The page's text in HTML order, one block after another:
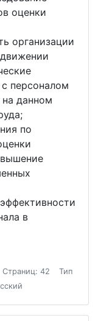
оценки
организации
персоналом
данном
по
в
Страниц: 42
Тип